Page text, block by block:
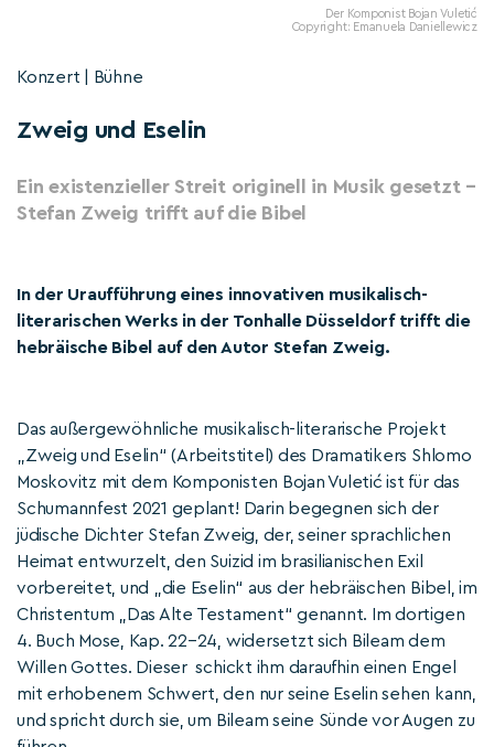
Der Komponist Bojan Vuletić
Copyright: Emanuela Daniellewicz
Konzert | Bühne
Zweig und Eselin
Ein existenzieller Streit originell in Musik gesetzt –
Stefan Zweig trifft auf die Bibel
In der Uraufführung eines innovativen musikalisch-
literarischen Werks in der Tonhalle Düsseldorf trifft die
hebräische Bibel auf den Autor Stefan Zweig.
Das außergewöhnliche musikalisch-literarische Projekt
„Zweig und Eselin“ (Arbeitstitel) des Dramatikers Shlomo
Moskovitz mit dem Komponisten Bojan Vuletić ist für das
Schumannfest 2021 geplant! Darin begegnen sich der
jüdische Dichter Stefan Zweig, der, seiner sprachlichen
Heimat entwurzelt, den Suizid im brasilianischen Exil
vorbereitet, und „die Eselin“ aus der hebräischen Bibel, im
Christentum „Das Alte Testament“ genannt. Im dortigen
4. Buch Mose, Kap. 22–24, widersetzt sich Bileam dem
Willen Gottes. Dieser schickt ihm daraufhin einen Engel
mit erhobenem Schwert, den nur seine Eselin sehen kann,
und spricht durch sie, um Bileam seine Sünde vor Augen zu